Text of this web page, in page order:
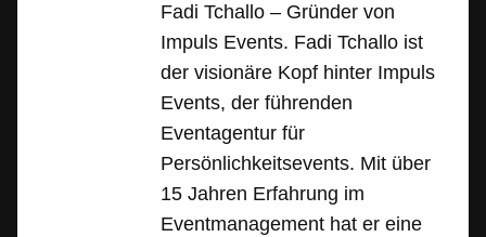
Fadi Tchallo – Gründer von
Impuls Events. Fadi Tchallo ist
der visionäre Kopf hinter Impuls
Events, der führenden
Eventagentur für
Persönlichkeitsevents. Mit über
15 Jahren Erfahrung im
Eventmanagement hat er eine